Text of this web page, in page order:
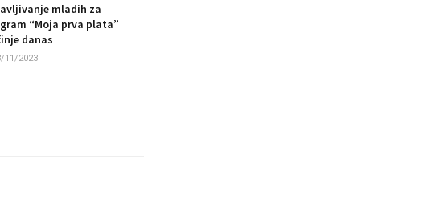
mladih za
“Moja prva plata”
danas
11/2023